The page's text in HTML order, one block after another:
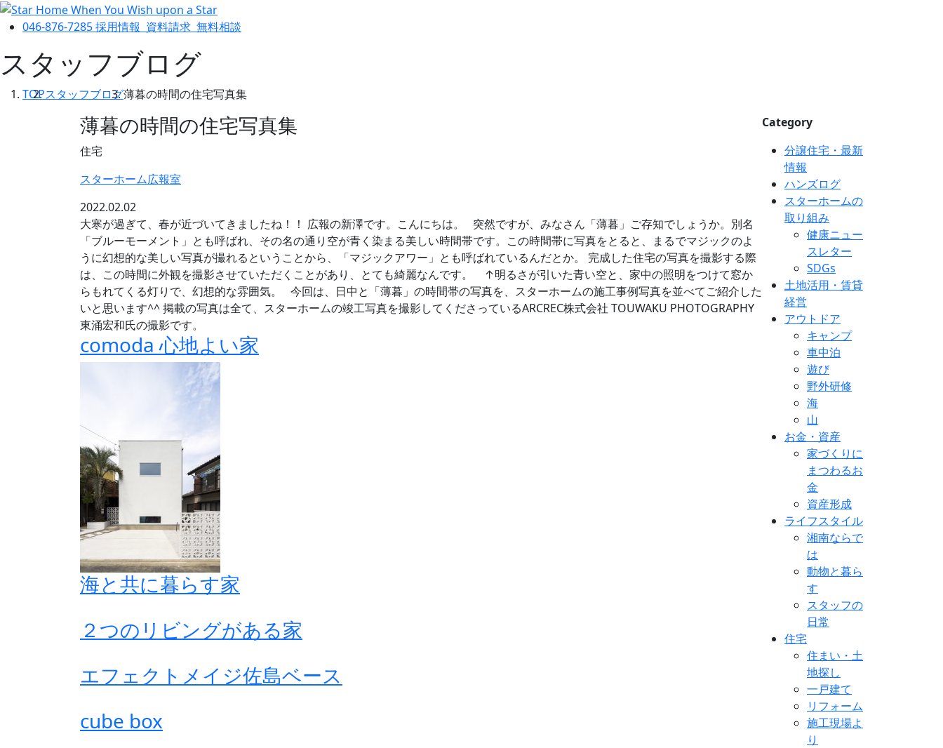
046-876-7285採用情報 資料請求 無料相談
スタッフブログ
TOPスタッフブログ薄暮の時間の住宅写真集
薄暮の時間の住宅写真集
住宅
スターホーム広報室
2022.02.02
大寒が過ぎて、春が近づいてきましたね！！ 広報の新澤です。こんにちは。 突然ですが、みなさん「薄暮」ご存知でしょうか。別名
「ブルーモーメント」とも呼ばれ、その名の通り空が青く染まる美しい時間帯です。この時間帯に写真をとると、まるでマジックのよ
うに幻想的な美しい写真が撮れるということから、「マジックアワー」とも呼ばれているんだとか。 完成した住宅の写真を撮影する際
は、この時間に外観を撮影させていただくことがあり、とても綺麗なんです。
↑明るさが引いた青い空と、家中の照明をつけて窓か
らもれてくる灯りで、幻想的な雰囲気。 今回は、日中と「薄暮」の時間帯の写真を、スターホームの施工事例写真を並べてご紹介した
いと思います^^ 掲載の写真は全て、スターホームの竣工写真を撮影してくださっているARCREC株式会社 TOUWAKU PHOTOGRAPHY
東涌宏和氏の撮影です。
comoda 心地よい家
海と共に暮らす家
２つのリビングがある家
エフェクトメイジ佐島ベース
cube box
Category
分譲住宅・最新
情報
ハンズログ
スターホームの
取り組み
健康ニュー
スレター
SDGs
土地活用・賃貸
経営
アウトドア
キャンプ
車中泊
遊び
野外研修
海
山
お金・資産
家づくりに
まつわるお
金
資産形成
ライフスタイル
湘南ならで
は
動物と暮ら
す
スタッフの
日常
住宅
住まい・土
地探し
一戸建て
リフォーム
施工現場よ
り